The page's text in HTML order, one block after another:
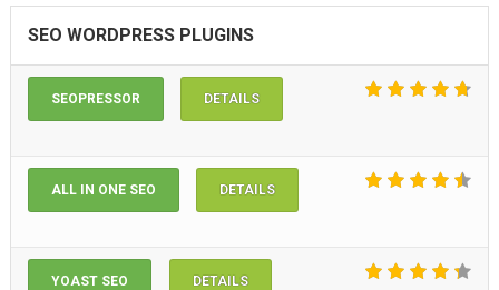
SEO WORDPRESS PLUGINS
SEOPRESSOR DETAILS
ALL IN ONE SEO DETAILS
YOAST SEO DETAILS